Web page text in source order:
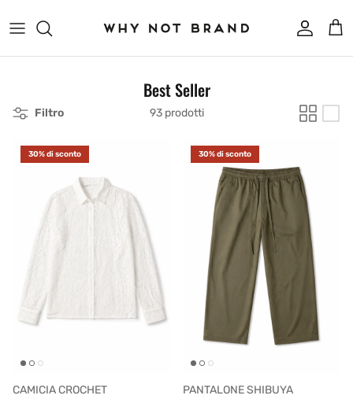
Account
Best Seller
Filtro 93 prodotti
30% di sconto
CAMICIA CROCHET
30% di sconto
PANTALONE SHIBUYA